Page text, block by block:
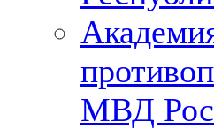
МВД